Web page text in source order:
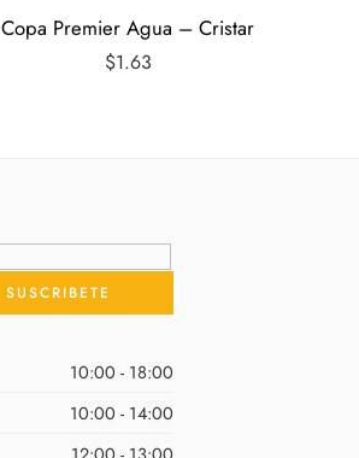
Copa Premier Agua – Cristar
$1.63
10:00 - 18:00
10:00 - 14:00